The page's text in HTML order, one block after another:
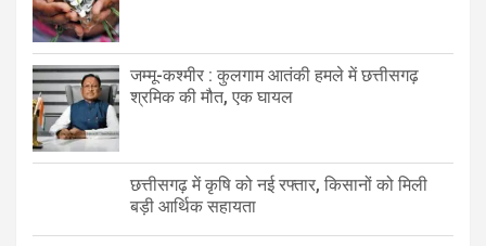
जम्मू-कश्मीर : कुलगाम आतंकी हमले में छत्तीसगढ़
श्रमिक की मौत, एक घायल
छत्तीसगढ़ में कृषि को नई रफ्तार, किसानों को मिली
बड़ी आर्थिक सहायता